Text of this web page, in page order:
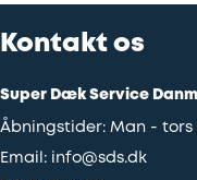
Fdm
Finansiering
Kontakt os
Super Dæk Service
Åbningstider: Man - tors
Email: info@sds.dk